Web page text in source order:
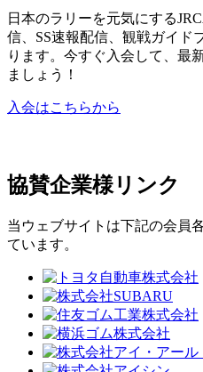
日本のラリーを元気にする
信、SS速報配信、観戦ガイド
ります。今すぐ入会して、最
ましょう！
入会はこちらから
協賛企業様リンク
当ウェブサイトは下記の会員
ています。